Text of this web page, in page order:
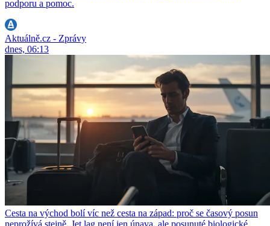
podporu a pomoc.
Aktuálně.cz - Zprávy
dnes, 06:13
Cesta na východ bolí víc než cesta na západ: proč se časový posun